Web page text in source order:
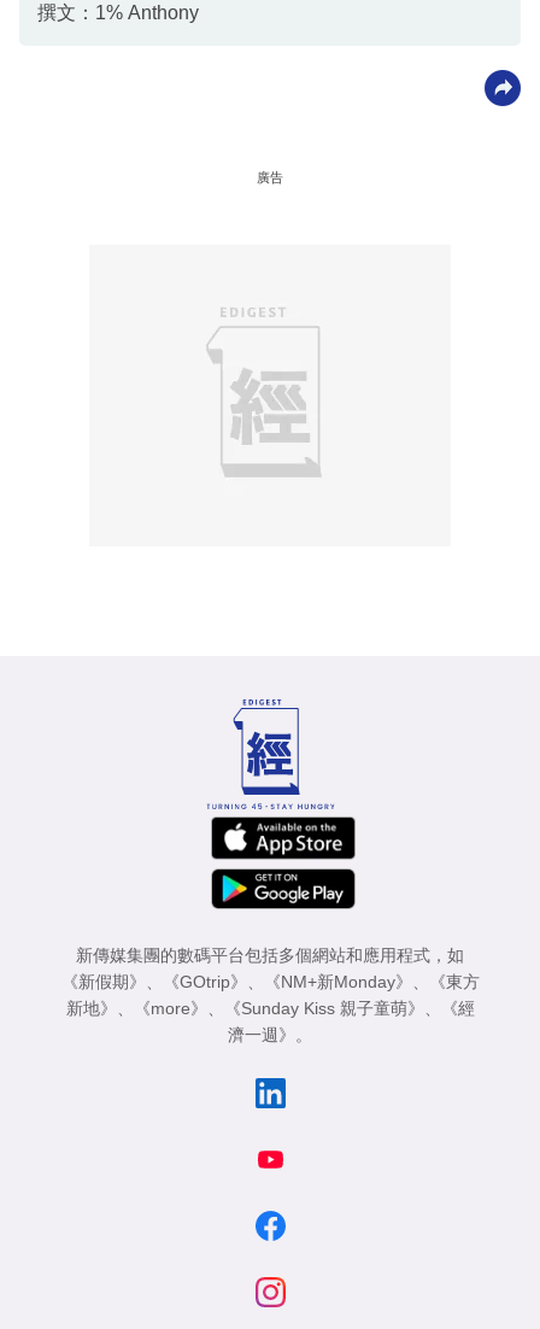
撰文：1% Anthony
廣告
新傳媒集團的數碼平台包括多個網站和應用程式，如
《新假期》
《GOtrip》 《NM+新Monday》
《東方
新地》
《more》 《Sunday Kiss 親子童萌》
《經
濟一週》
。